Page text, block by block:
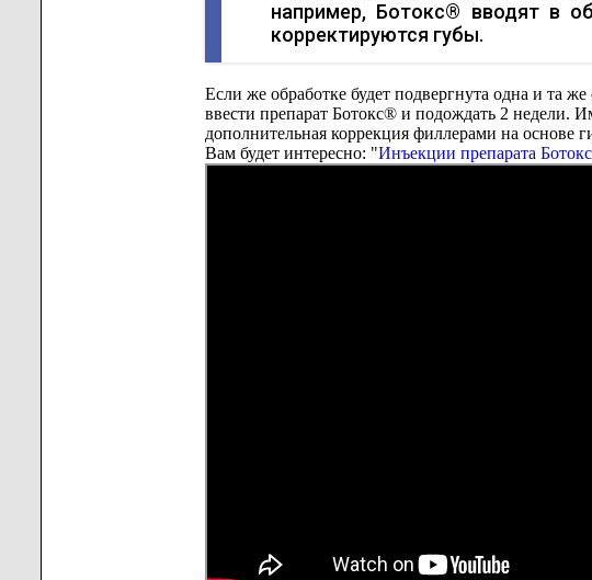
например, Ботокс® вводят в
корректируются губы.
Если же обработке будет подвергнута одна и та
ввести препарат Ботокс® и подождать 2 недели.
дополнительная коррекция филлерами на основе
Вам будет интересно: "Инъекции препарата